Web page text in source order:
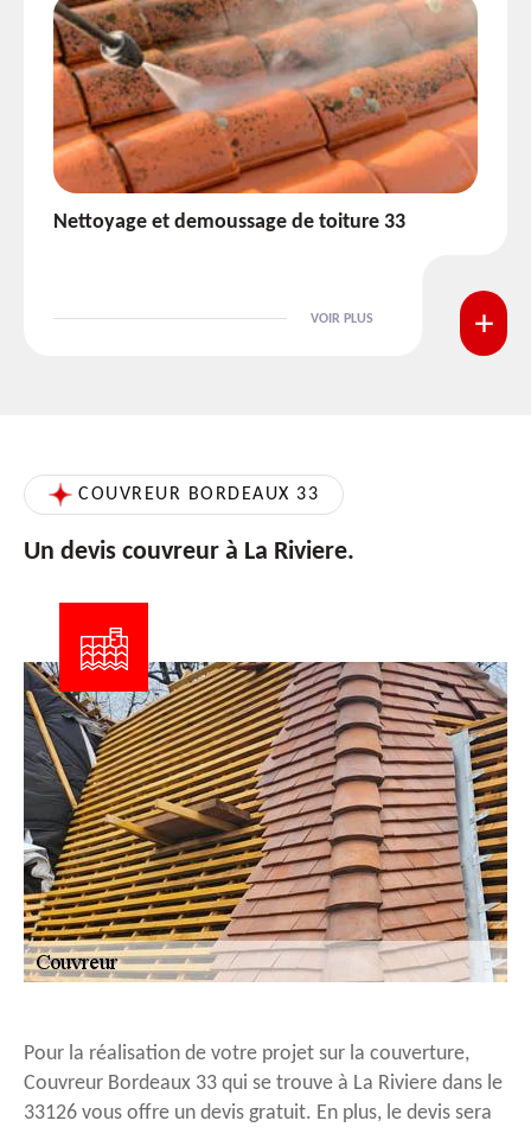
Etanchéité toiture 33
VOIR PLUS
COUVREUR BORDEAUX 33
Un devis couvreur à La Riviere.
Pour la réalisation de votre projet sur la couverture,
Couvreur Bordeaux 33 qui se trouve à La Riviere dans le
33126 vous offre un devis gratuit. En plus, le devis sera